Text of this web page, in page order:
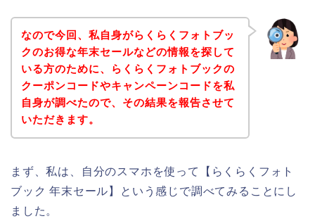
なので今回、私自身がらくらくフォトブッ
クのお得な年末セールなどの情報を探して
いる方のために、らくらくフォトブックの
クーポンコードやキャンペーンコードを私
自身が調べたので、その結果を報告させて
いただきます。
まず、私は、自分のスマホを使って【らくらくフォト
ブック 年末セール】という感じで調べてみることにし
ました。